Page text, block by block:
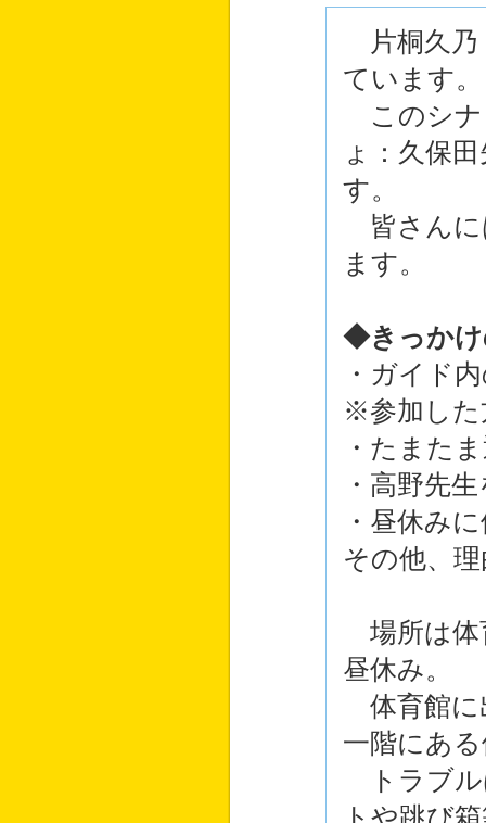
片桐久乃
ています。
このシナ
ょ：久保
す。
皆さんに
ます。
◆きっか
・ガイド
※参加した
・たまた
・高野先
・昼休み
その他、
場所は体
昼休み。
体育館に
一階にあ
トラブル
トや跳び